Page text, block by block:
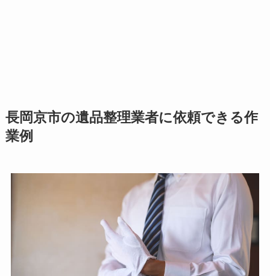
長岡京市の遺品整理業者に依頼できる作
業例